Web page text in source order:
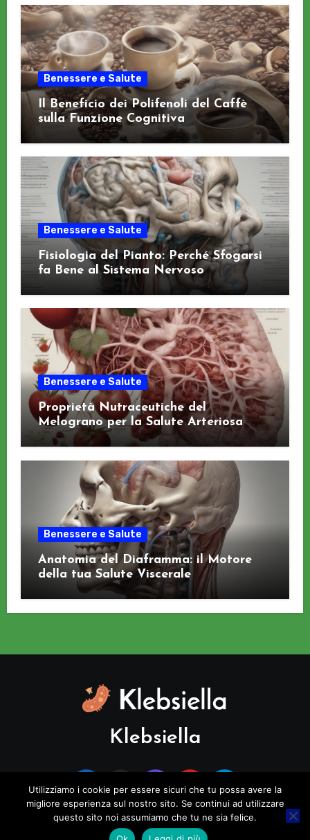
Benessere e Salute
Il Beneficio dei Polifenoli del Caffè
sulla Funzione Cognitiva
Benessere e Salute
Fisiologia del Pianto: Perché Sfogarsi
fa Bene al Sistema Nervoso
Benessere e Salute
Proprietà Nutraceutiche del
Melograno per la Salute Arteriosa
Benessere e Salute
Anatomia del Diaframma: il Motore
della tua Salute Viscerale
Klebsiella
Utilizziamo i cookie per essere sicuri che tu possa avere la
migliore esperienza sul nostro sito. Se continui ad utilizzare
questo sito noi assumiamo che tu ne sia felice.